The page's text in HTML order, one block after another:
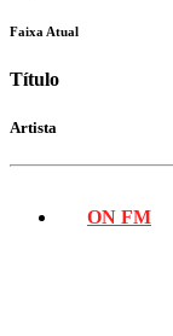
Faixa Atual
Título
Artista
ON FM